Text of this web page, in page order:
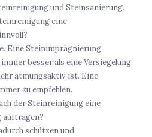
und Steinsanierung.
eine
Eine Steinimprägnierung
besser als eine Versiegelung
atmungsaktiv ist. Eine
zu empfehlen.
der Steinreinigung eine
schützen und